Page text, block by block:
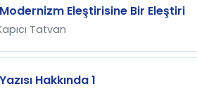
Eleştirisine Bir Eleştiri
Tatvan
Hakkında 1